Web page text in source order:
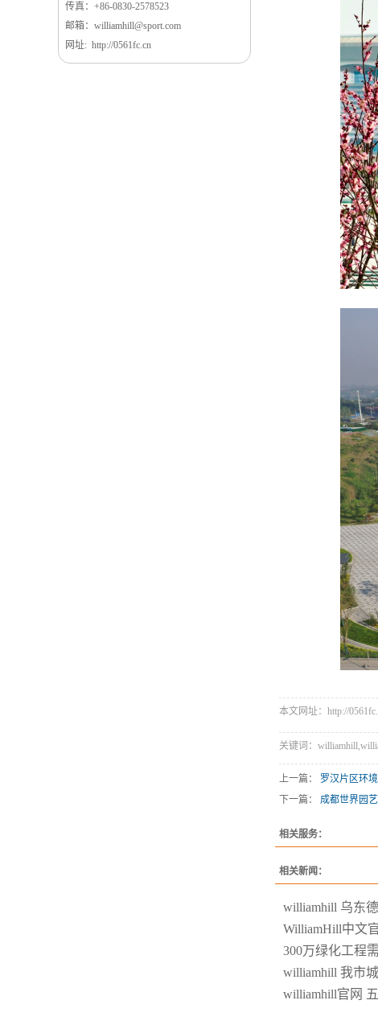
传真：+86-0830-2578523
邮箱：williamhill@sport.com
网址: http://0561fc.cn
本文网址：http://
关键词：
上一篇： 罗汉片区环
下一篇： 成都世界园
相关服务：
相关新闻：
williamhill 乌东
WilliamHill中文
300万绿化工程
williamhill 我市
williamhill官网